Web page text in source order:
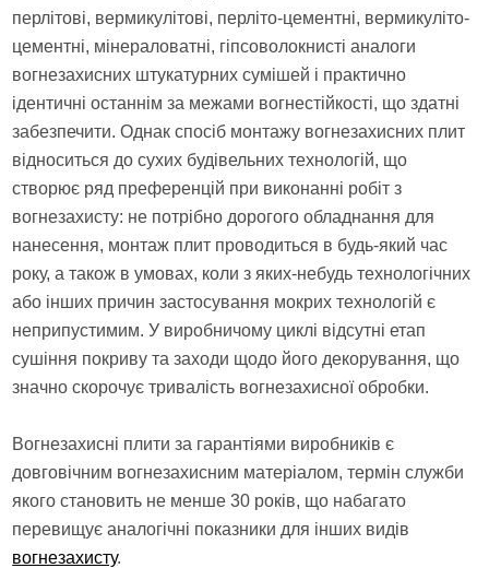
перлітові, вермикулітові, перліто-цементні, вермикуліто-
цементні, мінераловатні, гіпсоволокнисті аналоги
вогнезахисних штукатурних сумішей і практично
ідентичні останнім за межами вогнестійкості, що здатні
забезпечити. Однак спосіб монтажу вогнезахисних плит
відноситься до сухих будівельних технологій, що
створює ряд преференцій при виконанні робіт з
вогнезахисту: не потрібно дорогого обладнання для
нанесення, монтаж плит проводиться в будь-який час
року, а також в умовах, коли з яких-небудь технологічних
або інших причин застосування мокрих технологій є
неприпустимим. У виробничому циклі відсутні етап
сушіння покриву та заходи щодо його декорування, що
значно скорочує тривалість вогнезахисної обробки.
Вогнезахисні плити за гарантіями виробників є
довговічним вогнезахисним матеріалом, термін служби
якого становить не менше 30 років, що набагато
перевищує аналогічні показники для інших видів
вогнезахисту.